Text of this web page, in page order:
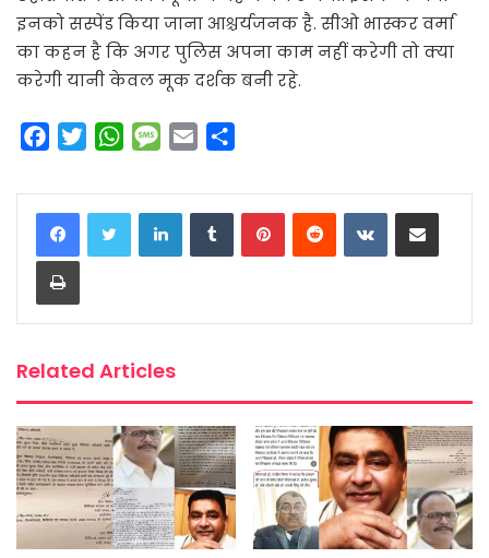
इनको सस्पेंड किया जाना आश्चर्यजनक है. सीओ भास्कर वर्मा
का कहन है कि अगर पुलिस अपना काम नहीं करेगी तो क्या
करेगी यानी केवल मूक दर्शक बनी रहे.
c
e
b
o
o
i
t
t
W
a
t
s
M
s
s
a
a
i
a
r
e
LinkedInTumblrPinterestReddit VKontakteShare via Email
Print
Related Articles